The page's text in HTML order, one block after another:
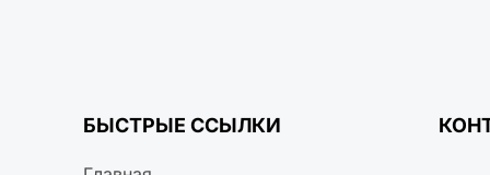
БЫСТРЫЕ ССЫЛКИ